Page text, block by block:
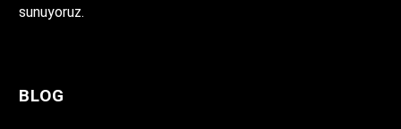
sunuyoruz.
BLOG